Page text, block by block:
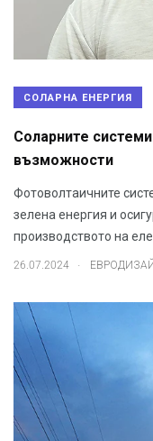
СОЛАРНА ЕНЕРГИЯ
Соларните
възможности
Фотоволтаичните
зелена енергия и
производството на
26.07.2024 .